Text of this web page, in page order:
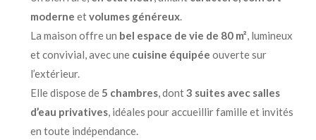
moderne etvolumes généreux.
La maison offre un bel espace de vie de 80 m² , lumineux
et convivial, avec une cuisine équipée ouverte sur
l’extérieur.
Elle dispose de 5 chambres, dont3 suites avec salles
d’eau privatives, idéales pour accueillir famille et invités
en toute indépendance.